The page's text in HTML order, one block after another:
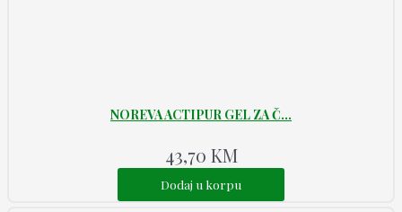
NOREVA ACTIPUR GEL ZA Č...
43,70 KM
Dodaj u korpu